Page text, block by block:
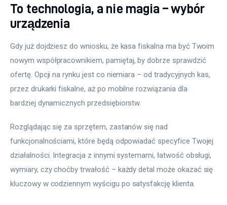
To technologia, a nie magia – wybór
urządzenia
Gdy już dojdziesz do wniosku, że kasa fiskalna ma być Twoim
nowym współpracownikiem, pamiętaj, by dobrze sprawdzić
ofertę. Opcji na rynku jest co niemiara – od tradycyjnych kas,
przez drukarki fiskalne, aż po mobilne rozwiązania dla
bardziej dynamicznych przedsiębiorstw.
Rozglądając się za sprzętem, zastanów się nad
funkcjonalnościami, które będą odpowiadać specyfice Twojej
działalności. Integracja z innymi systemami, łatwość obsługi,
wymiary, czy choćby trwałość – każdy detal może okazać się
kluczowy w codziennym wyścigu po satysfakcję klienta.